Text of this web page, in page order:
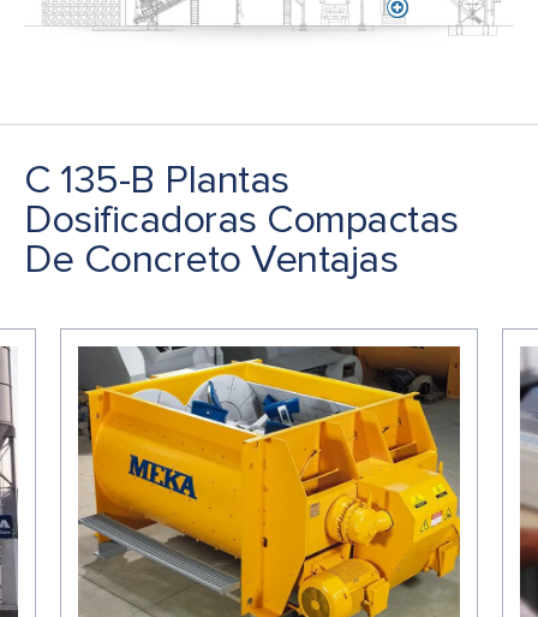
C 135-B Plantas
Dosificadoras Compactas
De Concreto Ventajas